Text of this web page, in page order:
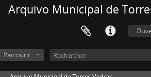
Arquivo Municipal de
Parcourir